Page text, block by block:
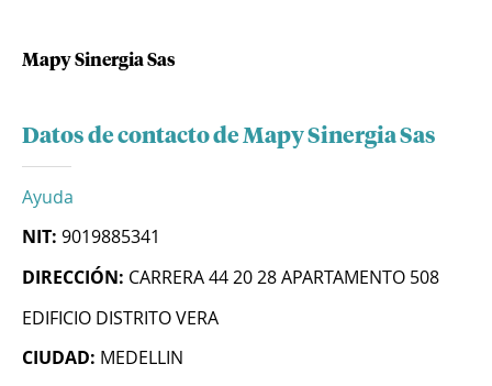
Mapy Sinergia Sas
Datos de contacto de Mapy Sinergia Sas
Ayuda
NIT: 9019885341
DIRECCIÓN: CARRERA 44 20 28 APARTAMENTO 508
EDIFICIO DISTRITO VERA
CIUDAD: MEDELLIN